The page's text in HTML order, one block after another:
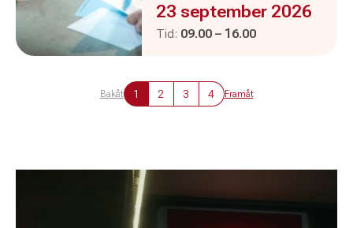
Evenemanget är :
23 september 2026
Tid: Pågår mellan
09.00 – och
16.00
Bakåt 1 2 3 4 Framåt